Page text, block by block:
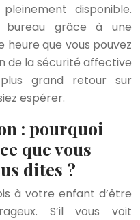
disponible.
bureau grâce à une
heure que vous pouvez
de la sécurité affective
grand retour sur
espérer.
: pourquoi
que vous
dites ?
à votre enfant d’être
S’il vous voit